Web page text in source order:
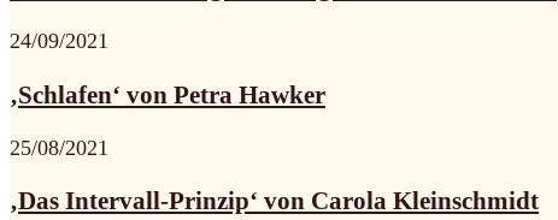
24/09/2021
‚Schlafen‘ von Petra Hawker
25/08/2021
‚Das Intervall-Prinzip‘ von Carola Kleinschmidt